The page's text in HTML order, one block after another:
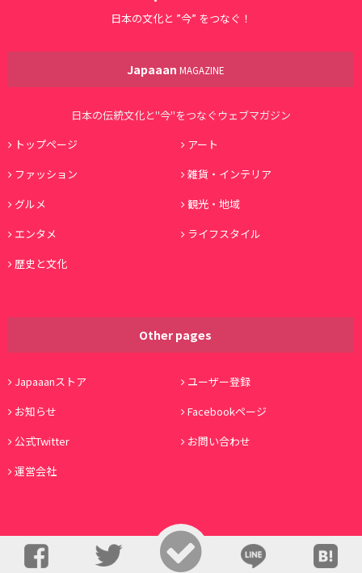
日本の文化と ”今” をつなぐ！
Japaaan MAGAZINE
日本の伝統文化と"今"をつなぐウェブマガジン
トップページ
アート
ファッション
雑貨・インテリア
グルメ
観光・地域
エンタメ
ライフスタイル
歴史と文化
Other pages
Japaaanストア
ユーザー登録
お知らせ
Facebookページ
公式Twitter
お問い合わせ
運営会社
© Copyright 2016, Japaaan All Rights Reserved. 運営: 株式会社ワノコト